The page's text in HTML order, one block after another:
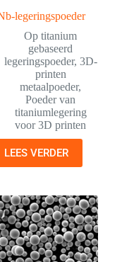
legeringspoeder
Op titanium
gebaseerd
legeringspoeder, 3D-
printen
metaalpoeder,
Poeder van
titaniumlegering
voor 3D printen
LEES VERDER